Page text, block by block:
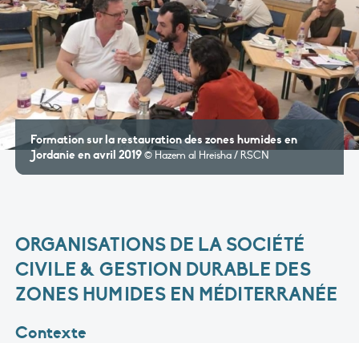
Formation sur la restauration des zones humides en
Jordanie en avril 2019© Hazem al Hreisha / RSCN
ORGANISATIONS DE LA SOCIÉTÉ
CIVILE & GESTION DURABLE DES
ZONES HUMIDES EN MÉDITERRANÉE
Contexte